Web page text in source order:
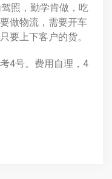
照，勤学肯做，吃
做物流，需要开车
要上下客户的货。
4号。费用自理，4